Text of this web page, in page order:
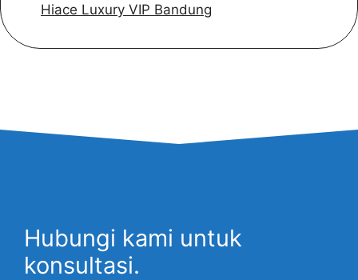
Hiace Luxury VIP Bandung
Hubungi kami untuk
konsultasi.